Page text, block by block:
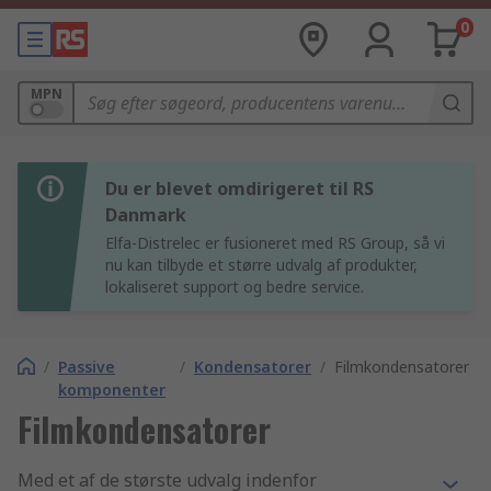
0
MPN
Du er blevet omdirigeret til RS
Danmark
Elfa-Distrelec er fusioneret med RS Group, så vi
nu kan tilbyde et større udvalg af produkter,
lokaliseret support og bedre service.
/ Passive
komponenter
/ Kondensatorer / Filmkondensatorer
Filmkondensatorer
Med et af de største udvalg indenfor